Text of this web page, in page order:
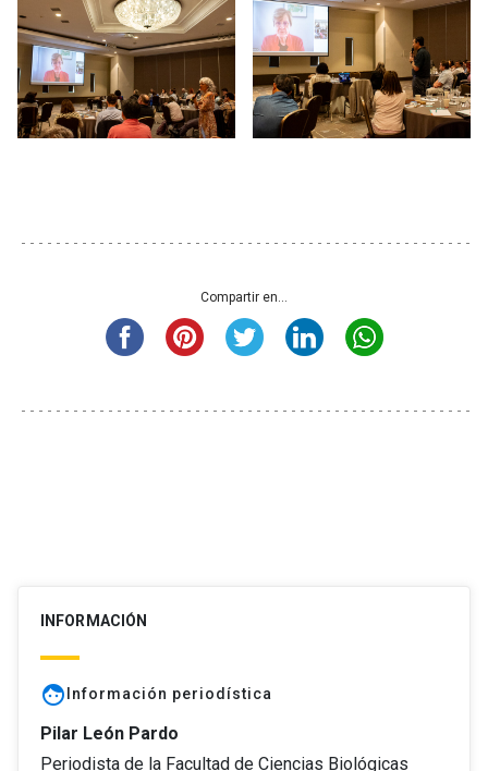
Compartir en...
INFORMACIÓN
face Información periodística
Pilar León Pardo
Periodista de la Facultad de Ciencias Biológicas